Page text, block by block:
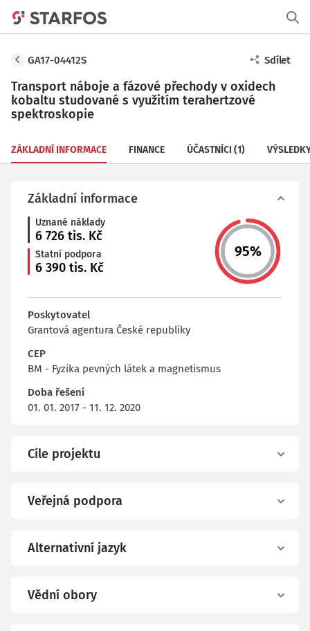
GA17-04412S Sdílet
Transport náboje a fázové přechody v oxidech
kobaltu studované s využitím terahertzové
spektroskopie
ZÁKLADNÍ INFORMACE FINANCE ÚČASTNÍCI (1)
Základní informace
Uznané náklady
6 726 tis. Kč
Statní podpora
6 390 tis. Kč
95%
Poskytovatel
Grantová agentura České republiky
CEP
BM - Fyzika pevných látek a magnetismus
Doba řešení
01. 01. 2017 - 11. 12. 2020
Cíle projektu
Veřejná podpora
Alternativní jazyk
Vědní obory